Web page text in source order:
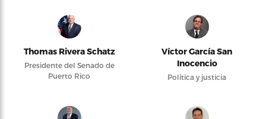
Thomas Rivera Schatz
Presidente del Senado de
Puerto Rico
Víctor García San
Inocencio
Política y justicia